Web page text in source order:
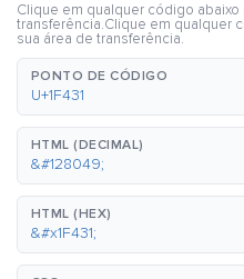
Clique em qualquer código
transferência.Clique em qualquer
sua área de transferência.
PONTO DE CÓDIGO
U+1F431
HTML (DECIMAL)
&#128049;
HTML (HEX)
&#x1F431;